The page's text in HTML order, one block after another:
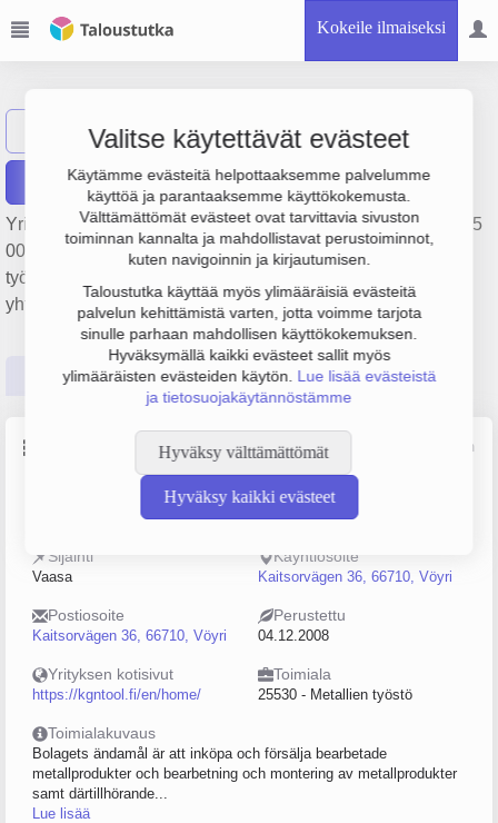
Kokeile ilmaiseksi
Valitse käytettävät evästeet
Käytämme evästeitä helpottaaksemme palvelumme
käyttöä ja parantaaksemme käyttökokemusta.
Välttämättömät evästeet ovat tarvittavia sivuston
toiminnan kannalta ja mahdollistavat perustoiminnot,
kuten navigoinnin ja kirjautumisen.
Taloustutka käyttää myös ylimääräisiä evästeitä
palvelun kehittämistä varten, jotta voimme tarjota
sinulle parhaan mahdollisen käyttökokemuksen.
Hyväksymällä kaikki evästeet sallit myös
ylimääräisten evästeiden käytön. Lue lisää evästeistä
ja tietosuojakäytännöstämme
Hyväksy välttämättömät
Hyväksy kaikki evästeet
Näytä haku KGN Tool Oy Ab
Raportit
Yrityksen KGN Tool Oy Ab liikevaihto on 2.5 milj. €, tulos 245
000 € ja henkilöstömäärä 12. Sen päätoimiala on Metallien
työstö, perustamisvuosi 2008 ja sijainti Vaasa. Yrityksen
yhtiömuoto Osakeyhtiö (OY).
Perustiedot Tilinpäätösluvut Päättäjätiedot
Lähde: YTJ, PRH, Traficom
Henkilöstömäärä
10–19
Sijainti
Vaasa
Käyntiosoite
Kaitsorvägen 36, 66710, Vöyri
Postiosoite
Kaitsorvägen 36, 66710, Vöyri
Perustettu
04.12.2008
Yrityksen kotisivut
https://kgntool.fi/en/home/
Toimiala
25530 - Metallien työstö
Toimialakuvaus
Bolagets ändamål är att inköpa och försälja bearbetade
metallprodukter och bearbetning och montering av metallprodukter
samt därtillhörande...
Lue lisää